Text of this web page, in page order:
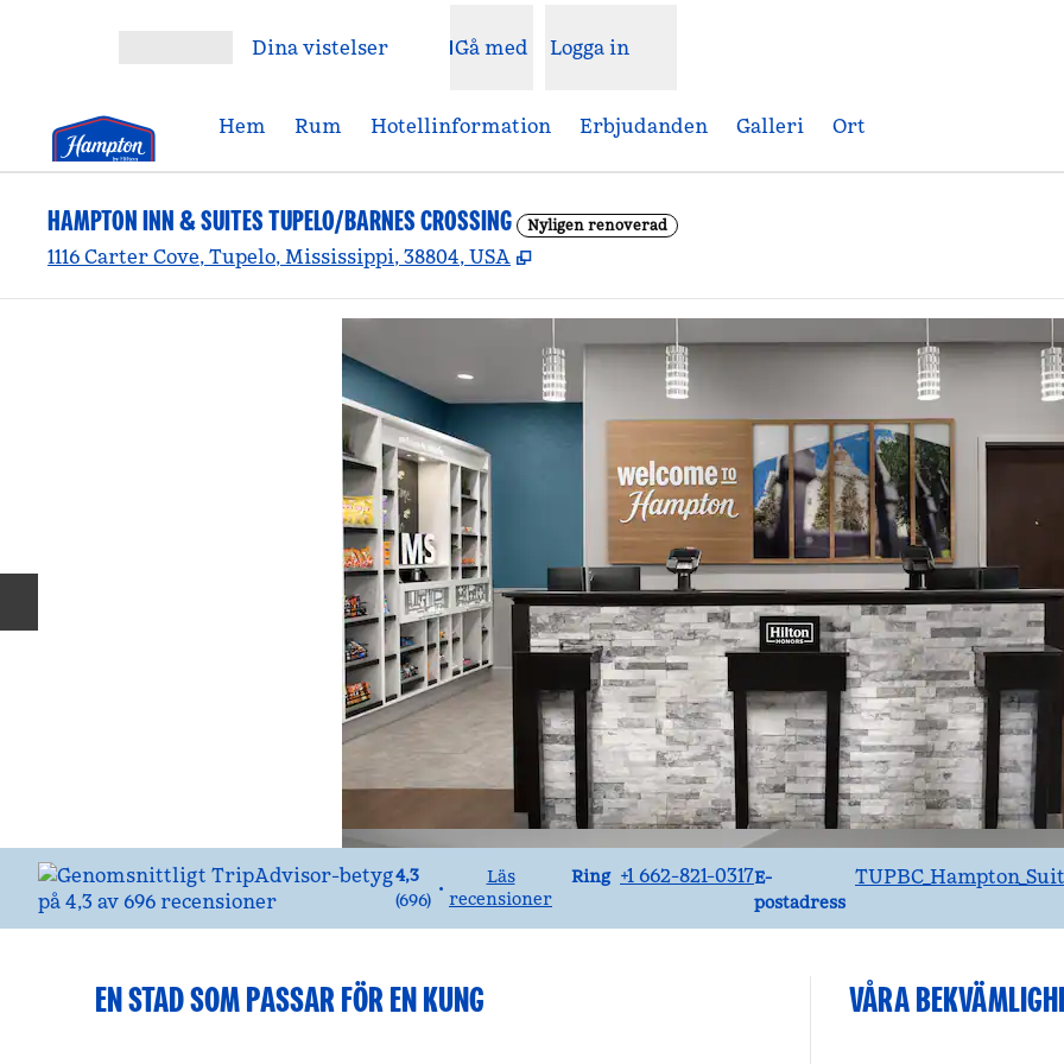
Dina vistelser Gå med Logga in
Hem Rum Hotellinformation Erbjudanden Galleri Ort
HAMPTON INN & SUITES TUPELO/BARNES CROSSING Nyligen renoverad
1116 Carter Cove, Tupelo, Mississippi, 38804, USA ,
4,3
(696)
•
Läs
recensioner
Ring
Ring +1 662-821-0317E-
postadress
Email
EN STAD SOM PASSAR FÖR EN KUNG VÅRA